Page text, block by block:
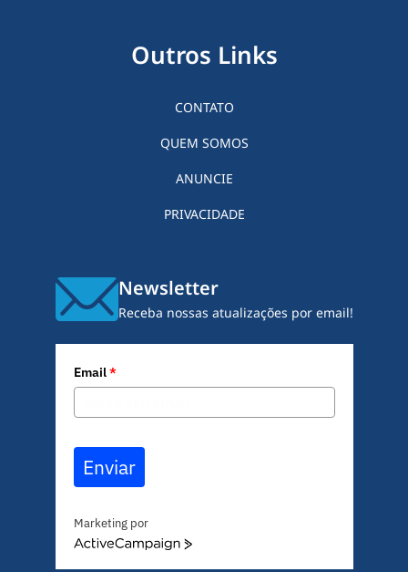
Outros Links
CONTATO
QUEM SOMOS
ANUNCIE
PRIVACIDADE
Newsletter
Receba nossas atualizações por email!
Email*
Enviar
Marketing por
A